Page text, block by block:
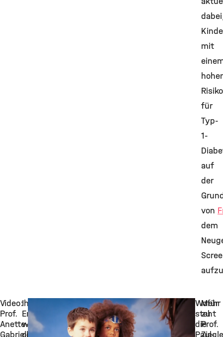
mit
Risiko
für
Typ-
1-
auf
der
von
dem
Video:
Prof.
Anette-
Gabriele
Ihre
Erkenntnisse
wären
ohne
Wofür
steht
die
Paul-
Mehr
zu
Prof.